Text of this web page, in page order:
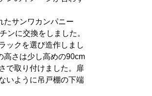
たサンワカンパニー
ンに交換をしました。
ックを選び造作しまし
高さは少し高めの90cm
で取り付けました。扉
いように吊戸棚の下端